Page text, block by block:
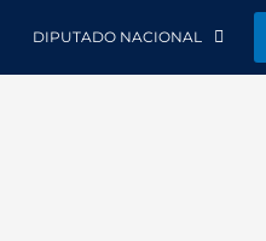
DIPUTADO NACIONAL